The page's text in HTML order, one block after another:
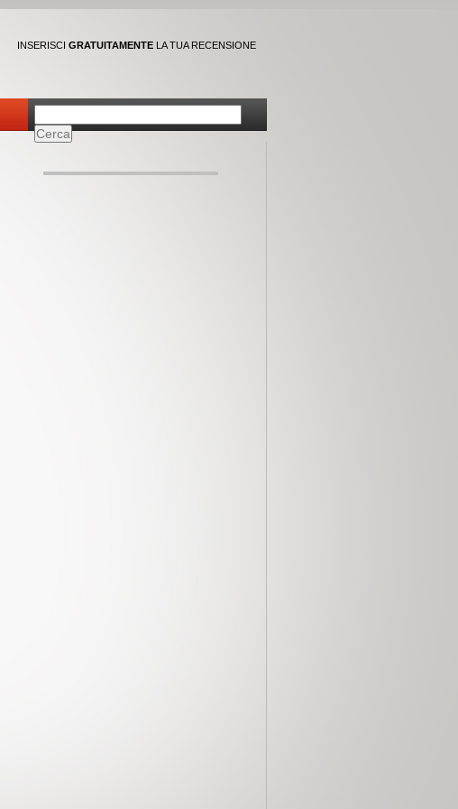
INSERISCI GRATUITAMENTELA TUA RECENSIONE